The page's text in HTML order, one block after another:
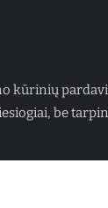
kūrinių
be